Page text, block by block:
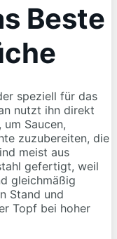
Beste
speziell für das
nutzt ihn direkt
Saucen,
zuzubereiten, die
meist aus
gefertigt, weil
gleichmäßig
Stand und
Topf bei hoher